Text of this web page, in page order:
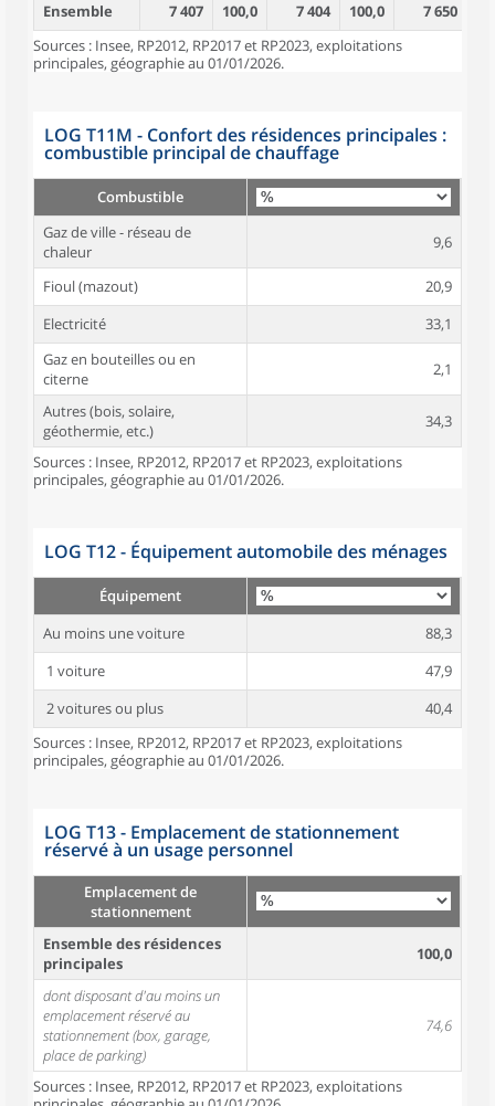
Ensemble 7 407 100,0 7 404 100,0 7 650
Sources : Insee, RP2012, RP2017 et RP2023, exploitations
principales, géographie au 01/01/2026.
LOG T11M - Confort des résidences principales :
combustible principal de chauffage
Combustible
Gaz de ville - réseau de
chaleur
9,6
Fioul (mazout)
20,9
Electricité
33,1
Gaz en bouteilles ou en
citerne
2,1
Autres (bois, solaire,
géothermie, etc.)
34,3
Sources : Insee, RP2012, RP2017 et RP2023, exploitations
principales, géographie au 01/01/2026.
LOG T12 - Équipement automobile des ménages
Équipement
Au moins une voiture
88,3
1 voiture
47,9
2 voitures ou plus
40,4
Sources : Insee, RP2012, RP2017 et RP2023, exploitations
principales, géographie au 01/01/2026.
LOG T13 - Emplacement de stationnement
réservé à un usage personnel
Emplacement de
stationnement
Ensemble des résidences
principales
100,0
dont disposant d'au moins un
emplacement réservé au
stationnement (box, garage,
place de parking)
74,6
Sources : Insee, RP2012, RP2017 et RP2023, exploitations